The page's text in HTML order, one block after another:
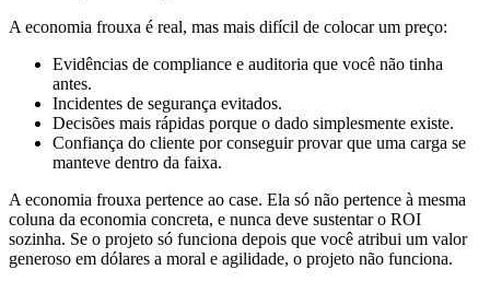
A economia frouxa é real, mas mais difícil de colocar um preço:
Evidências de compliance e auditoria que você não tinha
antes.
Incidentes de segurança evitados.
Decisões mais rápidas porque o dado simplesmente existe.
Confiança do cliente por conseguir provar que uma carga se
manteve dentro da faixa.
A economia frouxa pertence ao case. Ela só não pertence à mesma
coluna da economia concreta, e nunca deve sustentar o ROI
sozinha. Se o projeto só funciona depois que você atribui um valor
generoso em dólares a moral e agilidade, o projeto não funciona.